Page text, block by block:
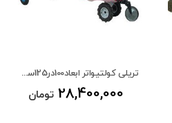
تریلی کولتیواتر ابعاد100در125سانتیمتر ساده
28,400,000 تومان